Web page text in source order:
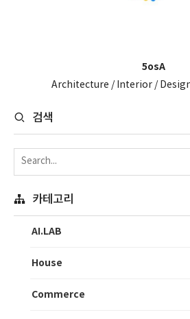
5osA
Architecture / Interior /
검색
카테고리
AI.LAB
House
Commerce